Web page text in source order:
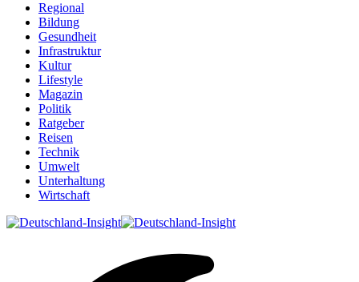
Regional
Bildung
Gesundheit
Infrastruktur
Kultur
Lifestyle
Magazin
Politik
Ratgeber
Reisen
Technik
Umwelt
Unterhaltung
Wirtschaft